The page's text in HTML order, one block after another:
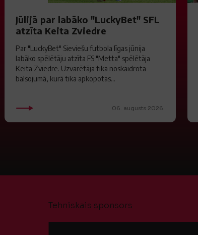
Jūlijā par labāko "LuckyBet" SFL
atzīta Keita Zviedre
Par "LuckyBet" Sieviešu futbola līgas jūnija
labāko spēlētāju atzīta FS "Metta" spēlētāja
Keita Zviedre. Uzvarētāja tika noskaidrota
balsojumā, kurā tika apkopotas...
06. augusts 2026.
Tehniskais sponsors